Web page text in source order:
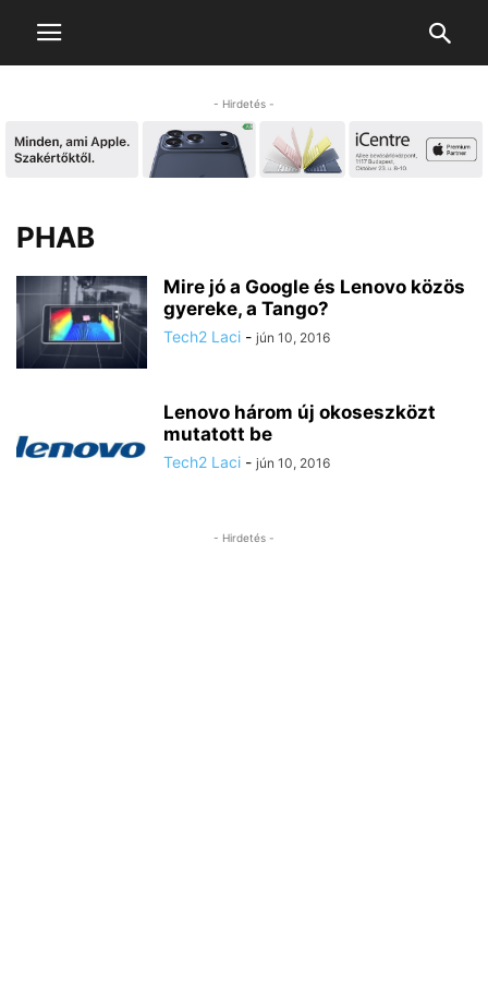
- Hirdetés -
PHAB
Mire jó a Google és Lenovo közös
gyereke, a Tango?
Tech2 Laci - jún 10, 2016
Lenovo három új okoseszközt
mutatott be
Tech2 Laci - jún 10, 2016
- Hirdetés -